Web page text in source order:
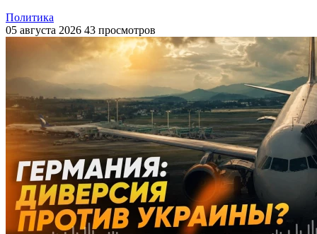
Политика
05 августа 2026 43 просмотров